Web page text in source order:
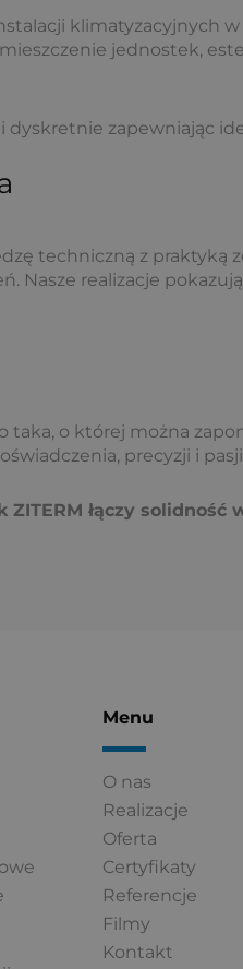
klimatyzacyjnych
jednostek,
zapewniając
techniczną z praktyką
Nasze realizacje
o której można
precyzji i
łączy
Menu
O nas
Realizacje
Oferta
Certyfikaty
Referencje
Filmy
Kontakt